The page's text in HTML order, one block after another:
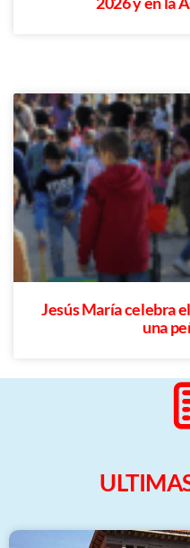
Jesús María celebra
una